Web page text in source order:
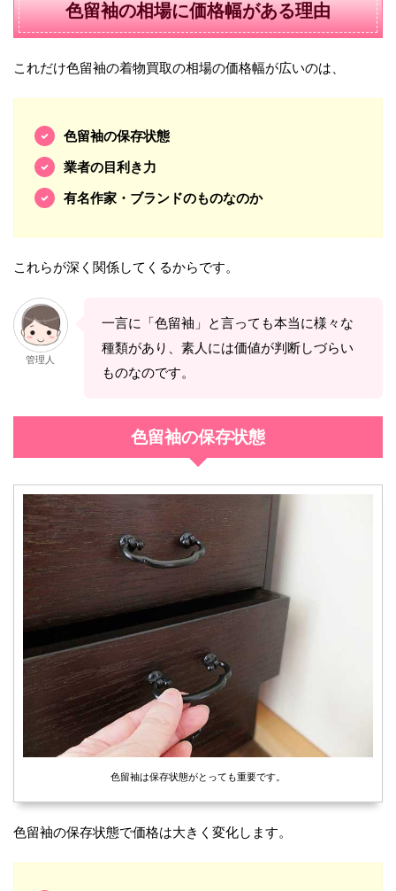
色留袖の相場に価格幅がある理由
これだけ色留袖の着物買取の相場の価格幅が広いのは、
色留袖の保存状態
業者の目利き力
有名作家・ブランドのものなのか
これらが深く関係してくるからです。
管理人
一言に「色留袖」と言っても本当に様々な
種類があり、素人には価値が判断しづらい
ものなのです。
色留袖の保存状態
色留袖は保存状態がとっても重要です。
色留袖の保存状態で価格は大きく変化します。